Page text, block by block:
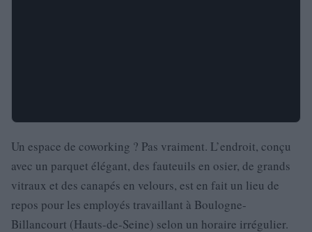
Un espace de coworking ? Pas vraiment. L’endroit, conçu
avec un parquet élégant, des fauteuils en osier, de grands
vitraux et des canapés en velours, est en fait un lieu de
repos pour les employés travaillant à Boulogne-
Billancourt (Hauts-de-Seine) selon un horaire irrégulier.